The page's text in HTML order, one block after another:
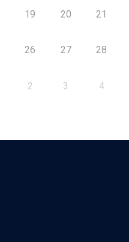
19 20 21
26 27 28
2 3 4